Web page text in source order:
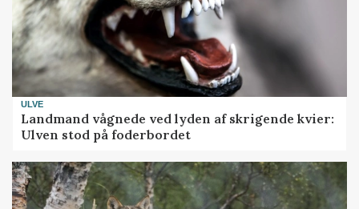
ULVE
Landmand vågnede ved lyden af skrigende kvier:
Ulven stod på foderbordet